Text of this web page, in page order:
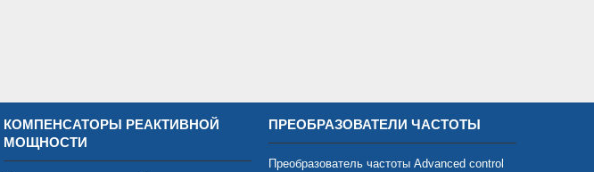
КОМПЕНСАТОРЫ РЕАКТИВНОЙ
МОЩНОСТИ
ПРЕОБРАЗОВАТЕЛИ ЧАСТОТЫ
Преобразователь частоты Advanced control